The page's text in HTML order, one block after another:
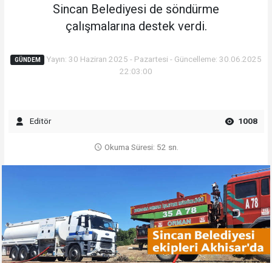
Sincan Belediyesi de söndürme
çalışmalarına destek verdi.
GÜNDEM
Yayın: 30 Haziran 2025 - Pazartesi - Güncelleme: 30.06.2025
22:03:00
Editör 1008
Okuma Süresi: 52 sn.